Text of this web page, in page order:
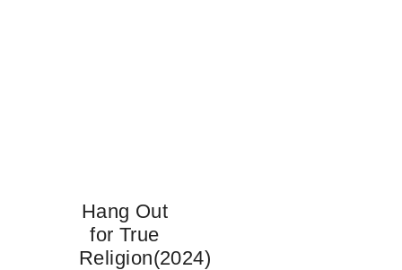
Hang Out
for True
Religion(2024)